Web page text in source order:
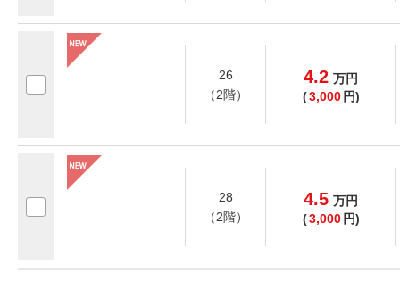
26
（2階）
4.2 万円
(3,000 円)
28
（2階）
4.5 万円
(3,000 円)